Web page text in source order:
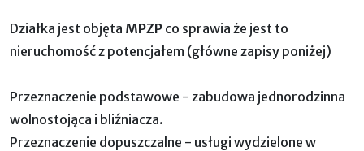
Działka jest objęta MPZP co sprawia że jest to
nieruchomość z potencjałem (główne zapisy poniżej)
Przeznaczenie podstawowe - zabudowa jednorodzinna
wolnostojąca i bliźniacza.
Przeznaczenie dopuszczalne - usługi wydzielone w